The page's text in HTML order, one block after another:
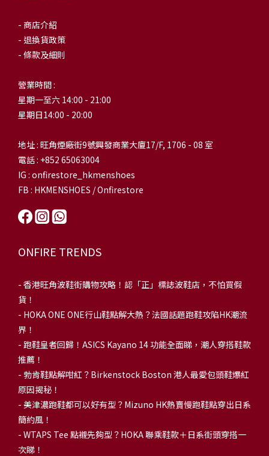
- 商店介紹
- 退換貨政策
- 條款及細則
營業時間 :
星期一至六 14:00 - 21:00
星期日14:00 - 20:00
地址 : 旺角煙廠街9號興發商業大廈17/F, 1706 - 08 室
電話 : +852 65063004
IG : onfirestore_hkmenshoes
FB : HKMENSHOES / Onfirestore
ONFIRE TRENDS
- 香港旺角波鞋街購物攻略！認「正」標誌波鞋店，不怕買假
貨！
- HOKA ONE ONE行山鞋點解大熱？法國話題跑鞋攻陷HK潮流
界！
- 跑鞋皇者回歸！ASICS Kayano 14 功能全面睇，潮人穿搭鞋款
推薦！
- 勃肯鞋點解咁紅？Birkenstock Boston 港人最愛包頭鞋爆紅
原因揭秘！
- 美津濃跑鞋都可以好有型？Mizuno HK熱賣慢跑鞋點穿出日系
簡約風！
- WTAPS Tee 點襯先夠型？HOKA 聯乘鞋款＋日系街頭穿搭一
次睇！